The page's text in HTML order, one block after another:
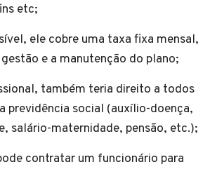
etc;
ele cobre uma taxa fixa mensal,
e a manutenção do plano;
também teria direito a todos
previdência social (auxílio-doença,
salário-maternidade, pensão, etc.);
contratar um funcionário para